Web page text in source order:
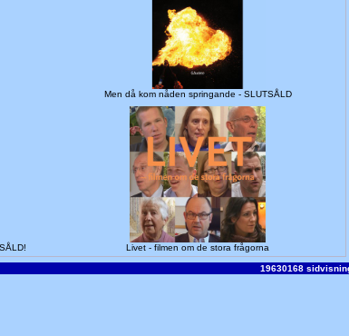
Men då kom nåden springande - SLUTSÅLD
Livet - filmen om de stora frågorna
19630168